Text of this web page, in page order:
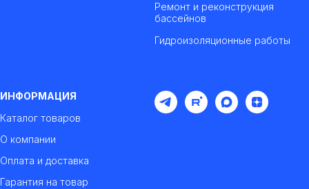
Ремонт и реконструкция
бассейнов
Гидроизоляционные работы
ИНФОРМАЦИЯ
Каталог товаров
О компании
Оплата и доставка
Гарантия на товар